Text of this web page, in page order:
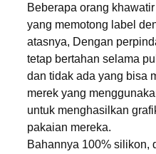
Beberapa orang
yang memotong label
atasnya, Dengan
tetap bertahan selama
dan tidak ada yang bisa
merek yang
untuk menghasilkan
pakaian mereka.
Bahannya 100% silikon,